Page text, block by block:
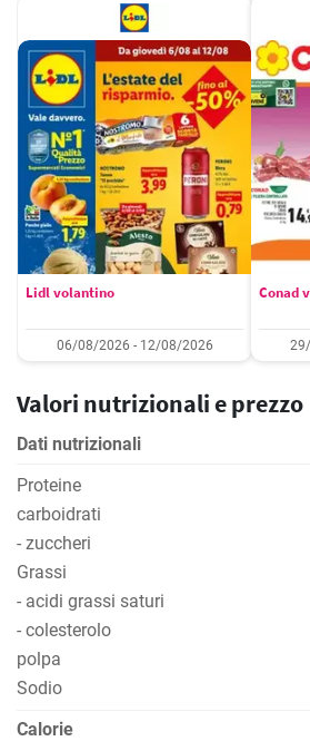
Lidl volantino
06/08/2026 - 12/08/2026
Conad
Valori nutrizionali e prezzo
Dati nutrizionali
Proteine
carboidrati
- zuccheri
Grassi
- acidi grassi saturi
- colesterolo
polpa
Sodio
Calorie